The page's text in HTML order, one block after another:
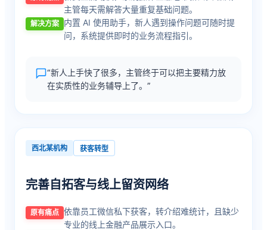
主管每天需解答大量重复基础问题。
解决方案 内置 AI 使用助手，新人遇到操作问题可随时提
问，系统提供即时的业务流程指引。
“新人上手快了很多，主管终于可以把主要精力放
在实质性的业务辅导上了。”
西北某机构 获客转型
完善自拓客与线上留资网络
原有痛点 依靠员工微信私下获客，转介绍难统计，且缺少
专业的线上金融产品展示入口。